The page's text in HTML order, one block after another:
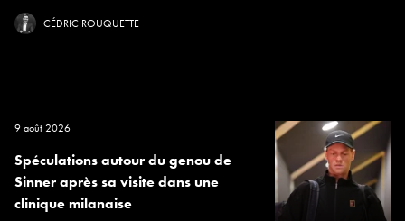
CÉDRIC ROUQUETTE
9 août 2026
Spéculations autour du genou de
Sinner après sa visite dans une
clinique milanaise